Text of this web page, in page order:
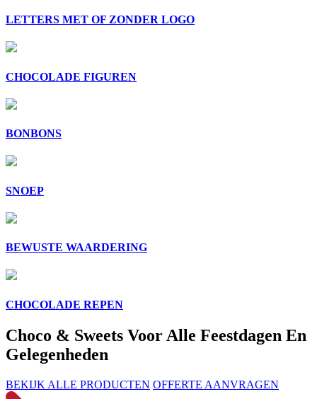
LETTERS MET OF ZONDER LOGO
CHOCOLADE FIGUREN
BONBONS
SNOEP
BEWUSTE WAARDERING
CHOCOLADE REPEN
Choco & Sweets Voor Alle Feestdagen En
Gelegenheden
BEKIJK ALLE PRODUCTEN OFFERTE AANVRAGEN